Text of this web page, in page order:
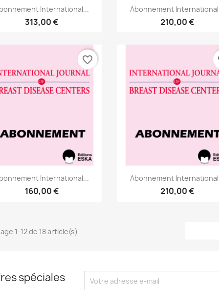
Aperçu rapide
International...
313,00 €
Aperçu rapide
Abonnement
210,00 €
Aperçu rapide
International...
160,00 €
favorite_border
Aperçu rapide
Abonnement
210,00 €
1-12 de 18 article(s)
spéciales